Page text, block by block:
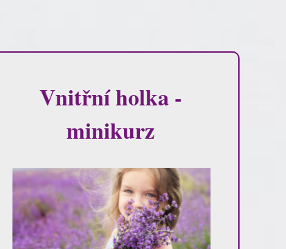
Vnitřní holka -
minikurz